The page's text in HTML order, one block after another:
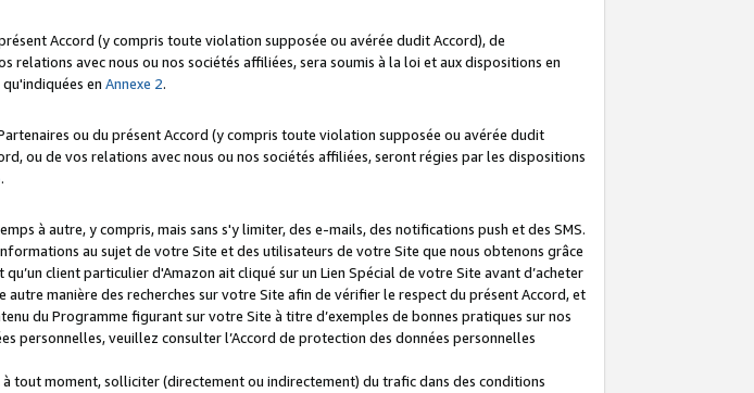
Accord (y compris toute violation supposée ou avérée dudit Accord), de
avec nous ou nos sociétés affiliées, sera soumis à la loi et aux dispositions en
en Annexe 2.
ou du présent Accord (y compris toute violation supposée ou avérée dudit
ou de vos relations avec nous ou nos sociétés affiliées, seront régies par les dispositions
.
à autre, y compris, mais sans s'y limiter, des e-mails, des notifications push et des SMS.
au sujet de votre Site et des utilisateurs de votre Site que nous obtenons grâce
client particulier d'Amazon ait cliqué sur un Lien Spécial de votre Site avant d’acheter
manière des recherches sur votre Site afin de vérifier le respect du présent Accord, et
du Programme figurant sur votre Site à titre d’exemples de bonnes pratiques sur nos
personnelles, veuillez consulter l’Accord de protection des données personnelles
tout moment, solliciter (directement ou indirectement) du trafic dans des conditions